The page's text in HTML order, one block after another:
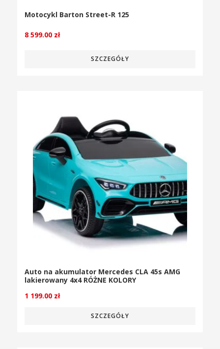
Motocykl Barton Street-R 125
8 599.00 zł
SZCZEGÓŁY
Auto na akumulator Mercedes CLA 45s AMG
lakierowany 4x4 RÓŻNE KOLORY
1 199.00 zł
SZCZEGÓŁY